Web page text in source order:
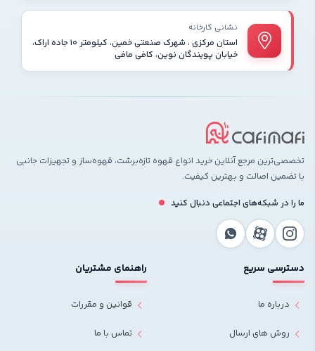
نشانی کارخانه
استان مرکزی ، شهرک صنعتی خمین، کیلومتر ۱۰ جاده اراک،
خیابان پویندگان نوین، کافی مافی
تخصصی‌ترین مرجع آنلاین خرید انواع قهوه تازه‌برشت، قهوه‌ساز و تجهیزات جانبی
با تضمین اصالت و بهترین کیفیت.
ما را در شبکه‌های اجتماعی دنبال کنید
دسترسی سریع
درباره ما
روش های ارسال
راهنمای مشتریان
قوانین و مقررات
تماس با ما